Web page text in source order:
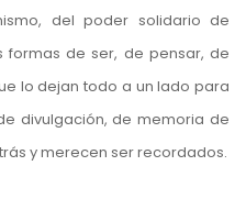
del poder solidario de
formas de ser, de pensar, de
lo dejan todo a un lado para
divulgación, de memoria de
y merecen ser recordados.